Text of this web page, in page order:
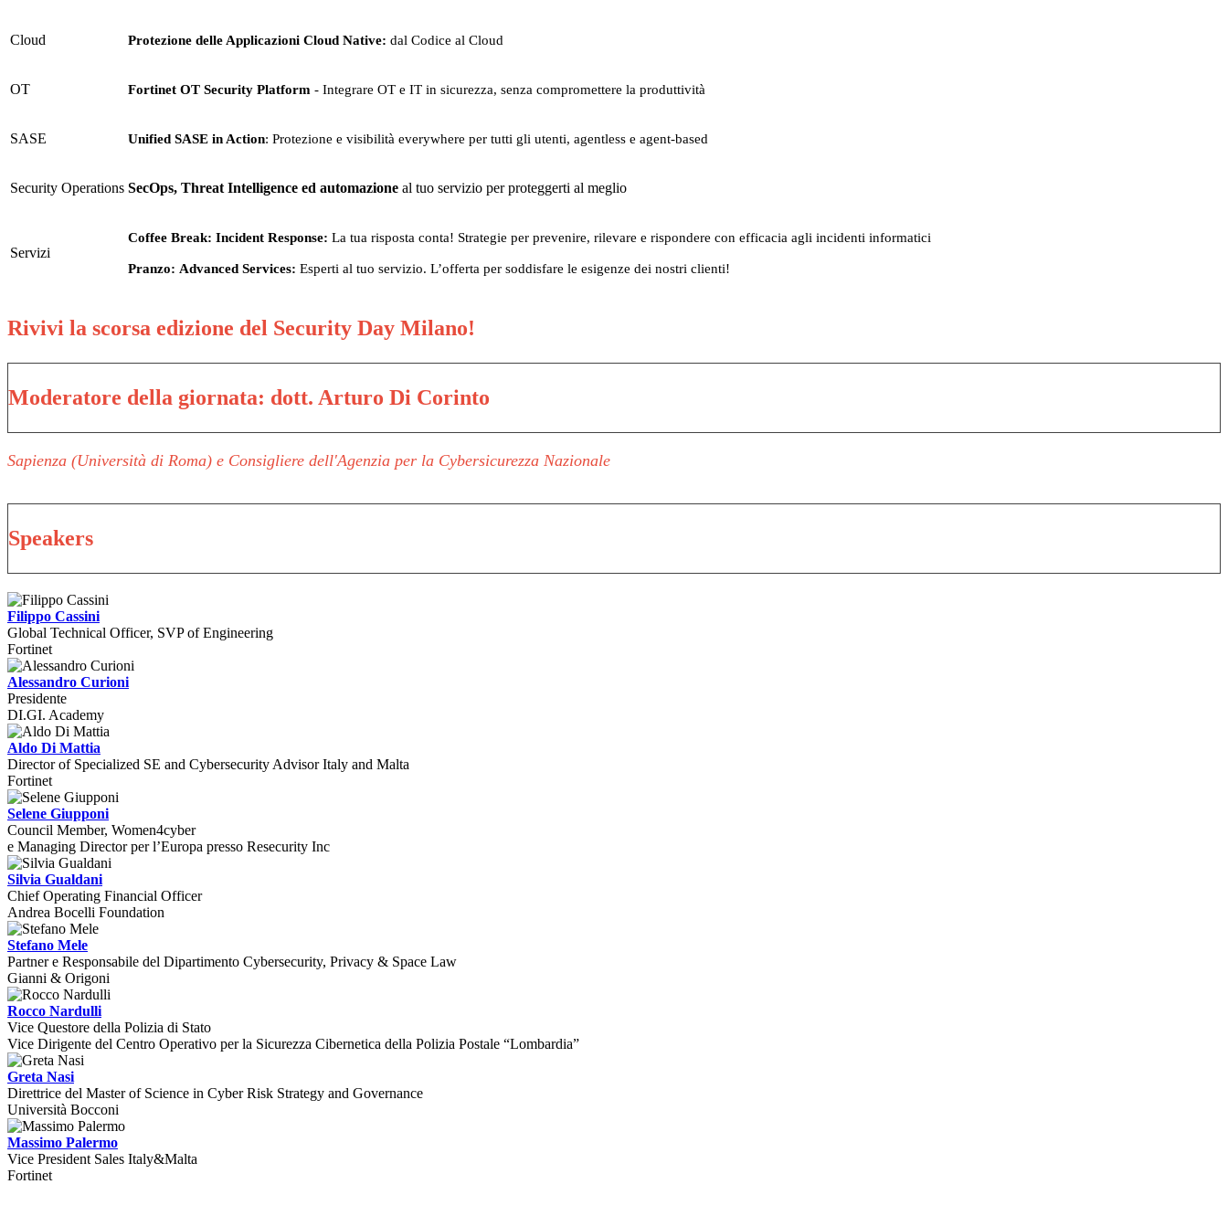
Cloud Protezione delle Applicazioni Cloud Native: dal Codice al Cloud
OT Fortinet OT Security Platform - Integrare OT e IT in sicurezza, senza compromettere la produttività
SASE Unified SASE in Action: Protezione e visibilità everywhere per tutti gli utenti, agentless e agent-based
Security Operations SecOps, Threat Intelligence ed automazione al tuo servizio per proteggerti al meglio
Servizi
Coffee Break: Incident Response: La tua risposta conta! Strategie per prevenire, rilevare e rispondere con efficacia agli incidenti informatici
Pranzo: Advanced Services: Esperti al tuo servizio. L’offerta per soddisfare le esigenze dei nostri clienti!
Rivivi la scorsa edizione del Security Day Milano!
Moderatore della giornata: dott. Arturo Di Corinto
Sapienza (Università di Roma) e Consigliere dell'Agenzia per la Cybersicurezza Nazionale
Speakers
Filippo Cassini
Global Technical Officer, SVP of Engineering
Fortinet
Alessandro Curioni
Presidente
DI.GI. Academy
Aldo Di Mattia
Director of Specialized SE and Cybersecurity Advisor Italy and Malta
Fortinet
Selene Giupponi
Council Member, Women4cyber
e Managing Director per l’Europa presso Resecurity Inc
Silvia Gualdani
Chief Operating Financial Officer
Andrea Bocelli Foundation
Stefano Mele
Partner e Responsabile del Dipartimento Cybersecurity, Privacy & Space Law
Gianni & Origoni
Rocco Nardulli
Vice Questore della Polizia di Stato
Vice Dirigente del Centro Operativo per la Sicurezza Cibernetica della Polizia Postale “Lombardia”
Greta Nasi
Direttrice del Master of Science in Cyber Risk Strategy and Governance
Università Bocconi
Massimo Palermo
Vice President Sales Italy&Malta
Fortinet